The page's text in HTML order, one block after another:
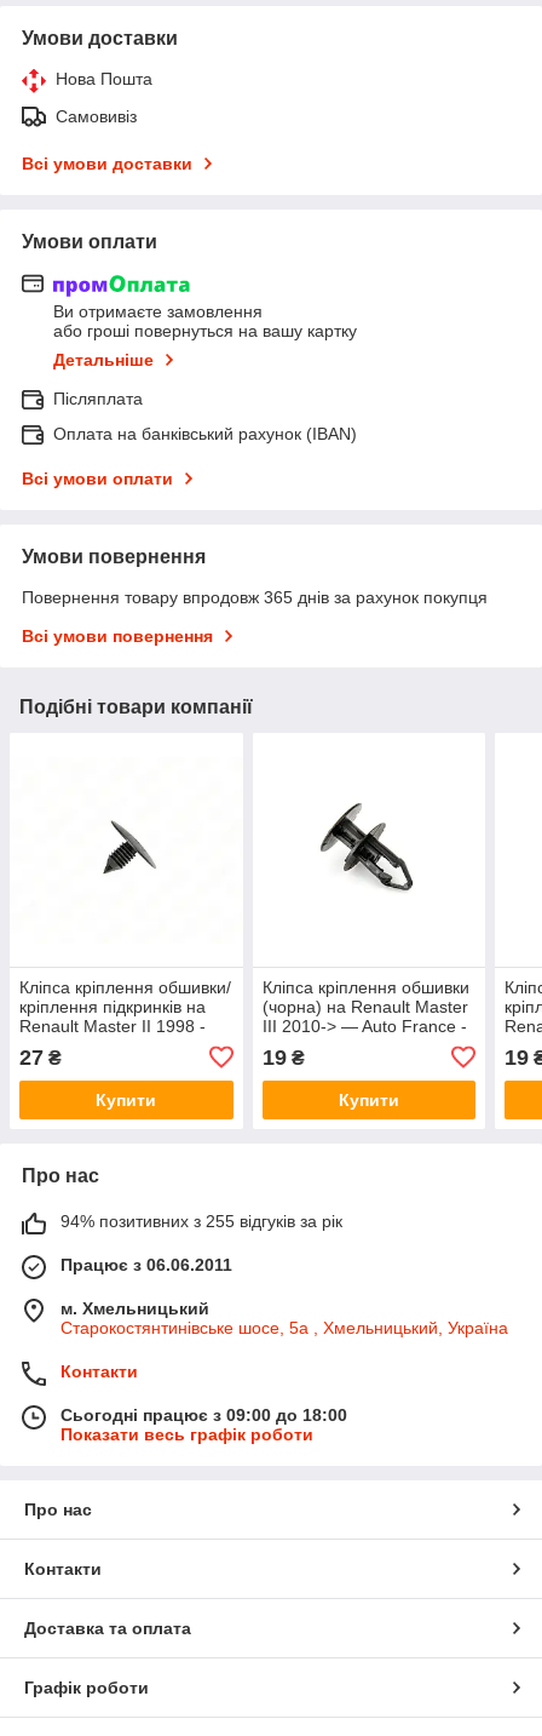
Умови доставки
Нова Пошта
Самовивіз
Всі умови доставки
Умови оплати
Ви отримаєте замовлення
або гроші повернуться на вашу картку
Детальніше
Післяплата
Оплата на банківський рахунок (IBAN)
Всі умови оплати
Умови повернення
Повернення товару впродовж 365 днів за рахунок покупця
Всі умови повернення
Подібні товари компанії
Кліпса кріплення обшивки/
кріплення підкринків на
Renault Master II 1998 -
C1520
27 ₴
Купити
Кліпса кріплення обшивки
(чорна) на Renault Master
III 2010-> — Auto France -
19₴
Купити
19
Про нас
94% позитивних з 255 відгуків за рік
Працює з 06.06.2011
м. Хмельницький
Старокостянтинівське шосе, 5а , Хмельницький, Україна
Контакти
Сьогодні працює з 09:00 до 18:00
Показати весь графік роботи
Про нас
Контакти
Доставка та оплата
Графік роботи